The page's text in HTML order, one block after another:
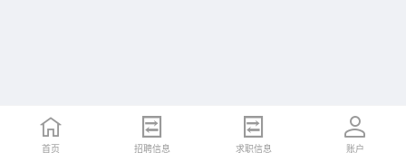
首页 招聘信息 求职信息 账户